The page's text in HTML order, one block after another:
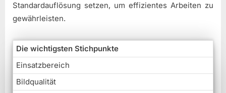
Standardauflösung setzen, um effizientes Arbeiten zu
gewährleisten.
Die wichtigsten Stichpunkte
Einsatzbereich
Bildqualität